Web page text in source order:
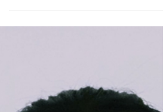
j'étais submergée d'émotions...